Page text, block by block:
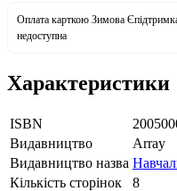
Оплата карткою Зимова
недоступна
Характеристики
ISBN
Видавництво
Array
Видавництво назва
Кількість сторінок
8